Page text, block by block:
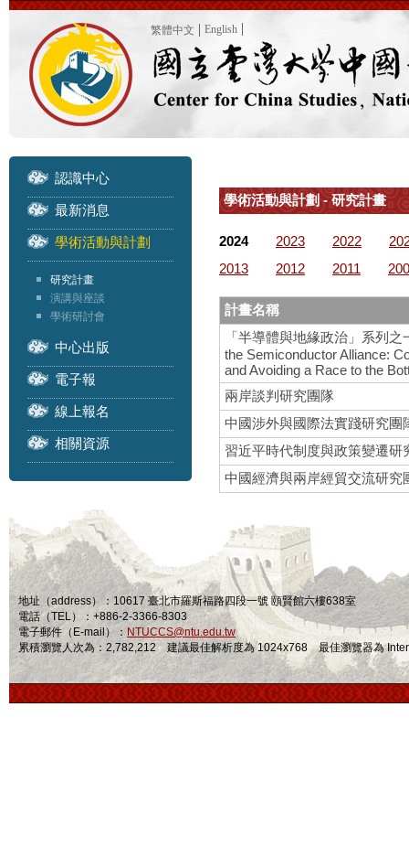
繁體中文 English
認識中心
最新消息
學術活動與計劃
研究計畫
演講與座談
學術研討會
中心出版
電子報
線上報名
相關資源
學術活動與計劃 - 研究計畫
2024 2023 2022
2013
2012 2011
計畫名稱
「半導體與地緣政治」系列
the Semiconductor Alliance:
and Avoiding a Race to the
兩岸談判研究團隊
中國涉外與國際法實踐研究團
習近平時代制度與政策變遷研
中國經濟與兩岸經貿交流研究
地址（address）：10617 臺北市羅斯福路四段一號 頤賢館六樓638室
電話（TEL）：+886-2-3366-8303
電子郵件（E-mail）： NTUCCS@ntu.edu.tw
累積瀏覽人次為：2,782,212 建議最佳解析度為 1024x768 最佳瀏覽器為